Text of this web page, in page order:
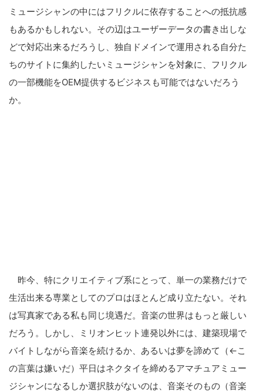
ミュージシャンの中にはフリクルに依存することへの抵抗感
もあるかもしれない。その辺はユーザーデータの書き出しな
どで対応出来るだろうし、独自ドメインで運用される自分た
ちのサイトに集約したいミュージシャンを対象に、フリクル
の一部機能をOEM提供するビジネスも可能ではないだろう
か。
昨今、特にクリエイティブ系にとって、単一の業務だけで
生活出来る専業としてのプロはほとんど成り立たない。それ
は写真家である私も同じ境遇だ。音楽の世界はもっと厳しい
だろう。しかし、ミリオンヒット連発以外には、建築現場で
バイトしながら音楽を続けるか、あるいは夢を諦めて（←こ
の言葉は嫌いだ）平日はネクタイを締めるアマチュアミュー
ジシャンになるしか選択肢がないのは、音楽そのもの（音楽